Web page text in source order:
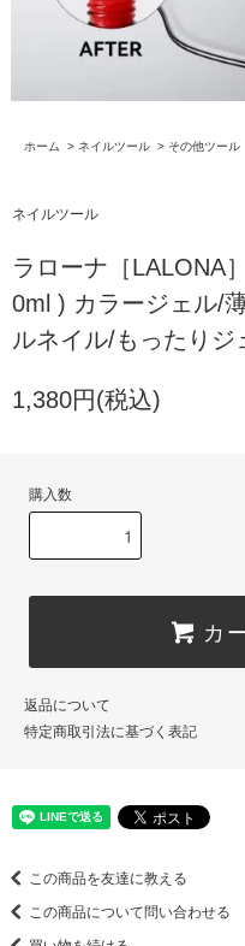
ホーム > ネイルツール > その他ツール
ネイルツール
ラローナ［LALONA
0ml ) カラージェル/
ルネイル/もったりジ
1,380円(税込)
購入数
カ
返品について
特定商取引法に基づく表記
この商品を友達に教える
この商品について問い合わせる